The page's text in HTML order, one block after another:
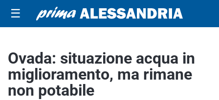
☰
Ovada: situazione acqua in
miglioramento, ma rimane
non potabile